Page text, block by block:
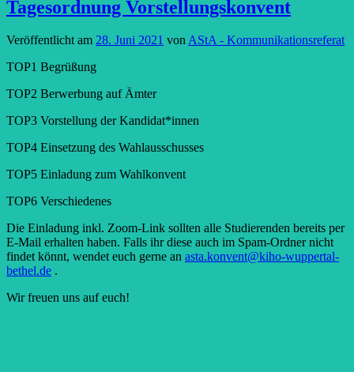
Tagesordnung Vorstellungskonvent
Veröffentlicht am 28. Juni 2021 vonAStA - Kommunikationsreferat
TOP1 Begrüßung
TOP2 Berwerbung auf Ämter
TOP3 Vorstellung der Kandidat*innen
TOP4 Einsetzung des Wahlausschusses
TOP5 Einladung zum Wahlkonvent
TOP6 Verschiedenes
Die Einladung inkl. Zoom-Link sollten alle Studierenden bereits per
E-Mail erhalten haben. Falls ihr diese auch im Spam-Ordner nicht
findet könnt, wendet euch gerne an asta.konvent@kiho-wuppertal-
bethel.de .
Wir freuen uns auf euch!